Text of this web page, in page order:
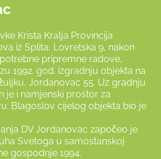
Krista Kralja Provincija
iz Splita, Lovretska 9, nakon
pripremne radove,
1992. god. izgradnju objekta na
Jordanovac 55. Uz gradnju
je i namjenski prostor za
Blagoslov cijelog objekta bio je
DV Jordanovac započeo je
Svetoga u samostanskoj
gospodnje 1994.